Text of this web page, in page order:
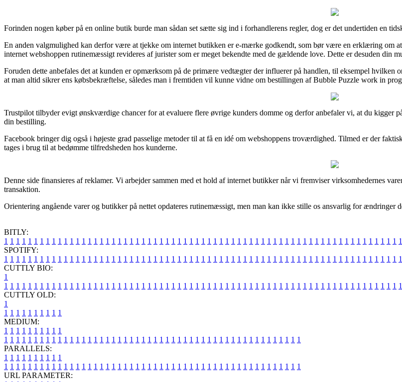
Forinden nogen køber på en online butik burde man sådan set sætte sig ind i forhandlerens regler, dog er det undertiden en
En anden valgmulighed kan derfor være at tjekke om internet butikken er e-mærke godkendt, som bør være en erklæring om
internet webshoppen rutinemæssigt revideres af jurister som er meget bekendte med de gældende love. Dette er desuden
Foruden dette anbefales det at kunden er opmærksom på de primære vedtægter der influerer på handlen, til eksempel hvilken
at man altid sikrer ens købsbekræftelse, således man i fremtiden vil kunne vidne om bestillingen af Bubble Puzzle work in
Trustpilot tilbyder evigt ønskværdige chancer for at evaluere flere øvrige kunders domme og derfor anbefaler vi, at du kigger
din bestilling.
Facebook bringer dig også i højeste grad passelige metoder til at få en idé om webshoppens troværdighed. Tilmed er der
tages i brug til at bedømme tilfredsheden hos kunderne.
Denne side finansieres af reklamer. Vi arbejder sammen med et hold af internet butikker når vi fremviser virksomhedernes
transaktion.
Orientering angående varer og butikker på nettet opdateres rutinemæssigt, men man kan ikke stille os ansvarlig for ændringer
BITLY:
1 1 1 1 1 1 1 1 1 1 1 1 1 1 1 1 1 1 1 1 1 1 1 1 1 1 1 1 1 1 1 1 1 1 1 1 1 1 1 1 1 1 1 1 1 1 1 1 1 1 1 1 1 1 1 1 1 1 1 1 1 1 1 1 1 1 1
SPOTIFY:
1 1 1 1 1 1 1 1 1 1 1 1 1 1 1 1 1 1 1 1 1 1 1 1 1 1 1 1 1 1 1 1 1 1 1 1 1 1 1 1 1 1 1 1 1 1 1 1 1 1 1 1 1 1 1 1 1 1 1 1 1 1 1 1 1 1 1
CUTTLY BIO:
1
1 1 1 1 1 1 1 1 1 1 1 1 1 1 1 1 1 1 1 1 1 1 1 1 1 1 1 1 1 1 1 1 1 1 1 1 1 1 1 1 1 1 1 1 1 1 1 1 1 1 1 1 1 1 1 1 1 1 1 1 1 1 1 1 1 1 1
CUTTLY OLD:
1
1 1 1 1 1 1 1 1 1 1
MEDIUM:
1 1 1 1 1 1 1 1 1 1
1 1 1 1 1 1 1 1 1 1 1 1 1 1 1 1 1 1 1 1 1 1 1 1 1 1 1 1 1 1 1 1 1 1 1 1 1 1 1 1 1 1 1 1 1 1 1 1 1 1
PARALLELS:
1 1 1 1 1 1 1 1 1 1
1 1 1 1 1 1 1 1 1 1 1 1 1 1 1 1 1 1 1 1 1 1 1 1 1 1 1 1 1 1 1 1 1 1 1 1 1 1 1 1 1 1 1 1 1 1 1 1 1 1
URL PARAMETER: